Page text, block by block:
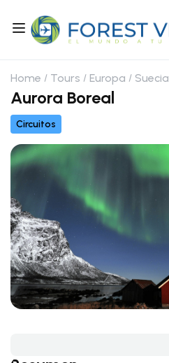
Home Tours Europa Suecia
Aurora Boreal
Circuitos